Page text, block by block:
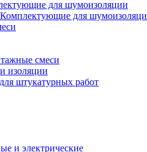
для шумоизоляции
Комплектующие для
смеси
изоляции
штукатурных работ
и электрические